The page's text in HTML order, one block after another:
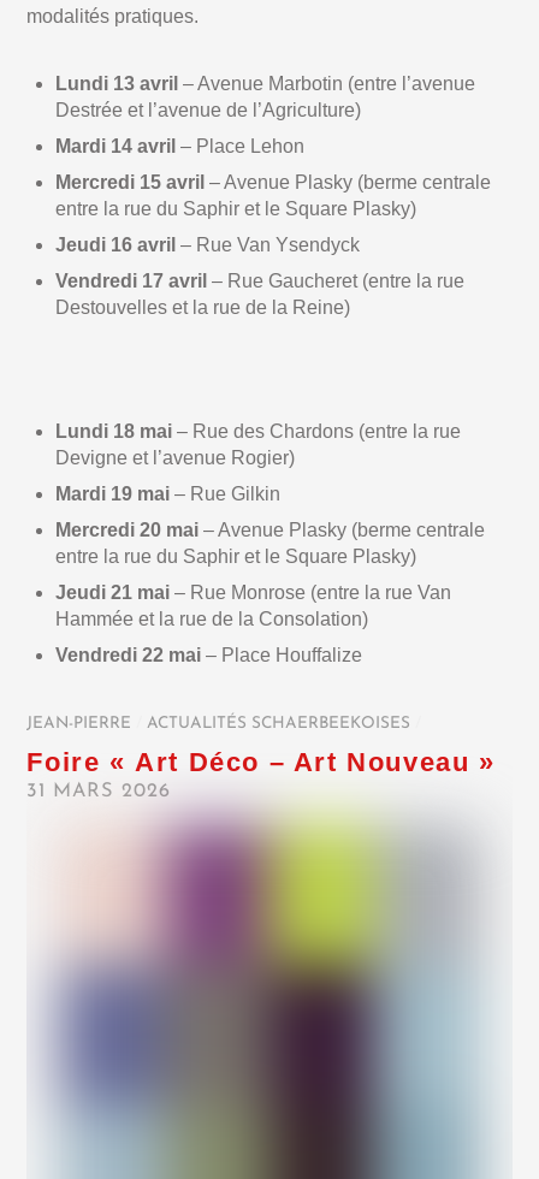
modalités pratiques.
Lundi 13 avril – Avenue Marbotin (entre l’avenue
Destrée et l’avenue de l’Agriculture)
Mardi 14 avril – Place Lehon
Mercredi 15 avril – Avenue Plasky (berme centrale
entre la rue du Saphir et le Square Plasky)
Jeudi 16 avril – Rue Van Ysendyck
Vendredi 17 avril – Rue Gaucheret (entre la rue
Destouvelles et la rue de la Reine)
Lundi 18 mai – Rue des Chardons (entre la rue
Devigne et l’avenue Rogier)
Mardi 19 mai – Rue Gilkin
Mercredi 20 mai – Avenue Plasky (berme centrale
entre la rue du Saphir et le Square Plasky)
Jeudi 21 mai – Rue Monrose (entre la rue Van
Hammée et la rue de la Consolation)
Vendredi 22 mai – Place Houffalize
JEAN-PIERRE ACTUALITÉS SCHAERBEEKOISES
Foire « Art Déco – Art Nouveau »
31 MARS 2026